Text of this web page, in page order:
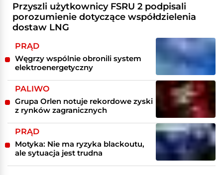
Przyszli użytkownicy FSRU 2 podpisali
porozumienie dotyczące współdzielenia
dostaw LNG
PRĄD
Węgrzy wspólnie obronili system
elektroenergetyczny
PALIWO
Grupa Orlen notuje rekordowe zyski
z rynków zagranicznych
PRĄD
Motyka: Nie ma ryzyka blackoutu,
ale sytuacja jest trudna